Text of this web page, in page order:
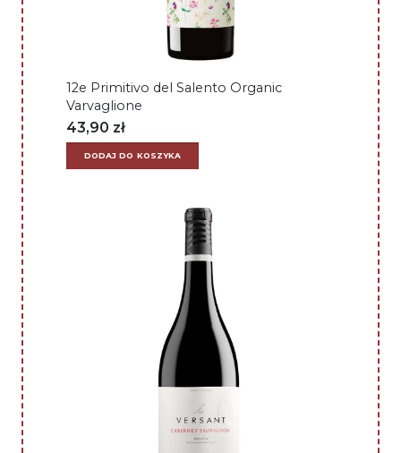
12e Primitivo del Salento Organic
Varvaglione
43,90 zł
DODAJ DO KOSZYKA